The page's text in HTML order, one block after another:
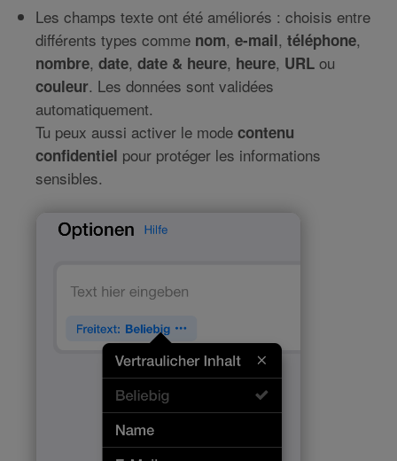
Les champs texte ont été améliorés : choisis entre
différents types comme nom, e-mail, téléphone,
nombre, date, date & heure, heure, URL ou
couleur. Les données sont validées
automatiquement.
Tu peux aussi activer le mode contenu
confidentiel pour protéger les informations
sensibles.